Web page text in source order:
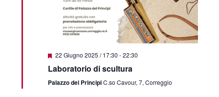
Featured
22 Giugno 2025 / 17:30 -22:30
Laboratorio di scultura
Palazzo dei PrincipiC.so Cavour, 7, Correggio